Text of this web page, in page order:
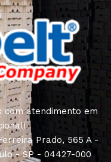
com atendimento em
Prado, 565 A -
- SP - 04427-000